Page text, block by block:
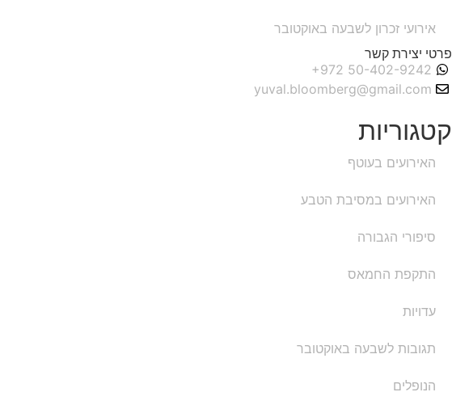
אירועי זכרון לשבעה באוקטובר
פרטי יצירת קשר
yuval.bloomberg@gmail.com
קטגוריות
האירועים בעוטף
האירועים במסיבת הטבע
סיפורי הגבורה
התקפת החמאס
עדויות
תגובות לשבעה באוקטובר
הנופלים